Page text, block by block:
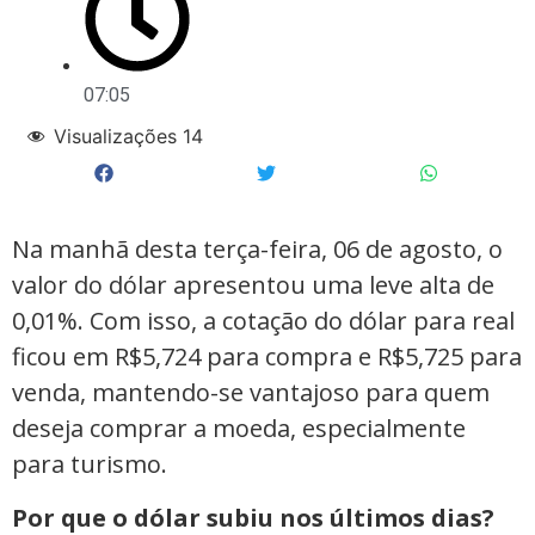
07:05
Visualizações 14
Na manhã desta terça-feira, 06 de agosto, o
valor do dólar apresentou uma leve alta de
0,01%. Com isso, a cotação do dólar para real
ficou em R$5,724 para compra e R$5,725 para
venda, mantendo-se vantajoso para quem
deseja comprar a moeda, especialmente
para turismo.
Por que o dólar subiu nos últimos dias?